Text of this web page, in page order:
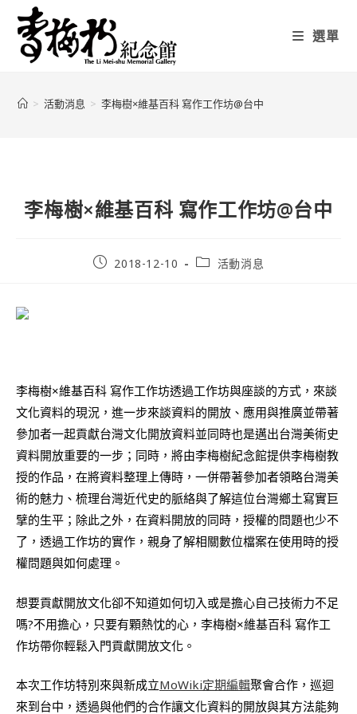
選單
> 活動消息 > 李梅樹×維基百科 寫作工作坊@台中
李梅樹×維基百科 寫作工作坊@台中
2018-12-10 活動消息
李梅樹×維基百科 寫作工作坊透過工作坊與座談的方式，來談
文化資料的現況，進一步來談資料的開放、應用與推廣並帶著
參加者一起貢獻台灣文化開放資料並同時也是邁出台灣美術史
資料開放重要的一步；同時，將由李梅樹紀念館提供李梅樹教
授的作品，在將資料整理上傳時，一併帶著參加者領略台灣美
術的魅力、梳理台灣近代史的脈絡與了解這位台灣鄉土寫實巨
擘的生平；除此之外，在資料開放的同時，授權的問題也少不
了，透過工作坊的實作，親身了解相關數位檔案在使用時的授
權問題與如何處理。
想要貢獻開放文化卻不知道如何切入或是擔心自己技術力不足
嗎?不用擔心，只要有顆熱忱的心，李梅樹×維基百科 寫作工
作坊帶你輕鬆入門貢獻開放文化。
本次工作坊特別來與新成立MoWiki定期編輯聚會合作，巡迴
來到台中，透過與他們的合作讓文化資料的開放與其方法能夠